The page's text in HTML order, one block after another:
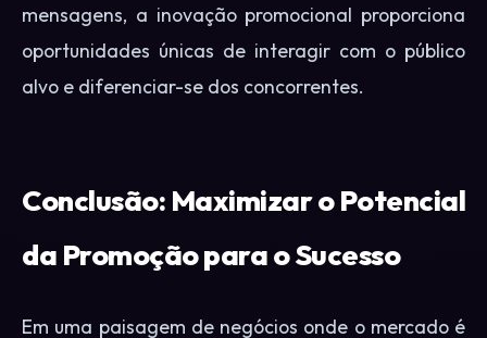
mensagens, a inovação promocional proporciona
oportunidades únicas de interagir com o público
alvo e diferenciar-se dos concorrentes.
Conclusão: Maximizar o Potencial
da Promoção para o Sucesso
Em uma paisagem de negócios onde o mercado é